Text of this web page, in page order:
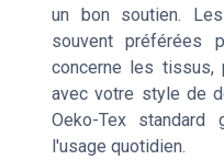
un bon soutien.
souvent préférées
concerne les tissus,
avec votre style de
Oeko-Tex standard
l'usage quotidien.